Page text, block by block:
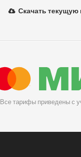
Скачать
Все тарифы приведены с